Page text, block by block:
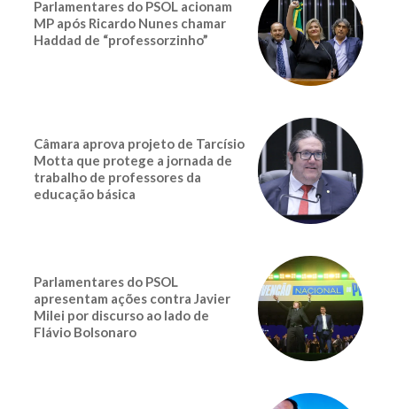
Parlamentares do PSOL acionam
MP após Ricardo Nunes chamar
Haddad de “professorzinho”
Câmara aprova projeto de Tarcísio
Motta que protege a jornada de
trabalho de professores da
educação básica
Parlamentares do PSOL
apresentam ações contra Javier
Milei por discurso ao lado de
Flávio Bolsonaro